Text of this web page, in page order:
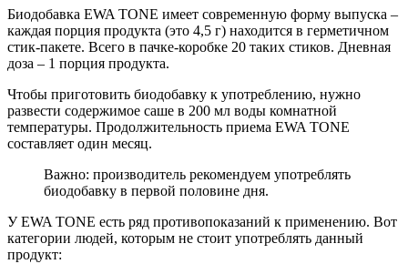
Биодобавка EWA TONE имеет современную форму выпуска –
каждая порция продукта (это 4,5 г) находится в герметичном
стик-пакете. Всего в пачке-коробке 20 таких стиков. Дневная
доза – 1 порция продукта.
Чтобы приготовить биодобавку к употреблению, нужно
развести содержимое саше в 200 мл воды комнатной
температуры. Продолжительность приема EWA TONE
составляет один месяц.
Важно: производитель рекомендуем употреблять
биодобавку в первой половине дня.
У EWA TONE есть ряд противопоказаний к применению. Вот
категории людей, которым не стоит употреблять данный
продукт: